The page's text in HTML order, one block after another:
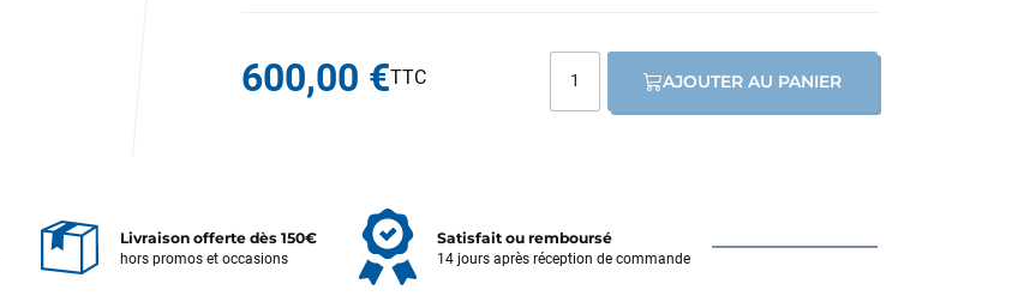
600,00 € AJOUTER AU PANIER
Livraison offerte dès 150€
hors promos et occasions
Satisfait ou remboursé
14 jours après réception de commande